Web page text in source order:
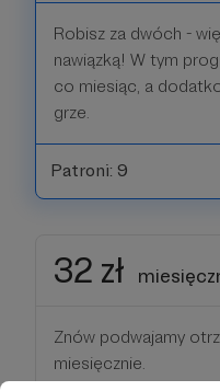
Robisz za dwóch -
nawiązką! W tym
co miesiąc, a
grze.
Patroni: 9
32 zł
Znów podwajamy
miesięcznie.